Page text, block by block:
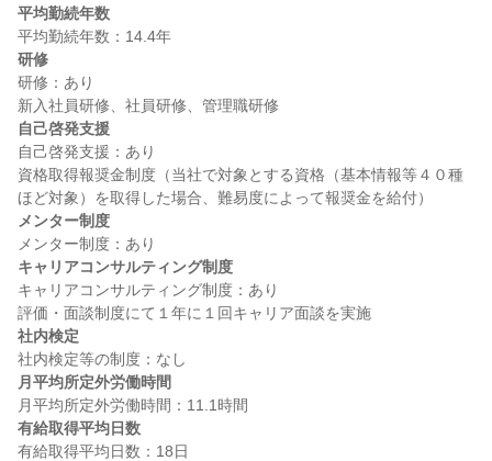
平均勤続年数
研修
研修：あり
自己啓発支援
自己啓発支援：あり
資格取得報奨金制度（当社で対象とする資格（基本情報等４０種
メンター制度
キャリアコンサルティング制度
キャリアコンサルティング制度：あり
社内検定
月平均所定外労働時間
有給取得平均日数